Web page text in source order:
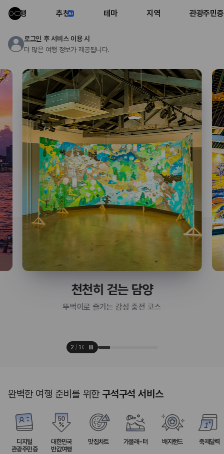
여행 추천 테마 지역 관광주민증
로그인 후 서비스 이용 시
더 많은 여행 정보가 제공됩니다.
천천히 걷는 담양
뚜벅이로 즐기는 감성 충전 코스
3 / 10
완벽한 여행 준비를 위한구석구석 서비스
디지털
관광주민증
대한민국
반값여행
맛집차트 가볼래-터 배지랜드 축제달력